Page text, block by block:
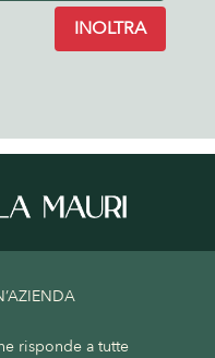
INOLTRA
risponde a tutte